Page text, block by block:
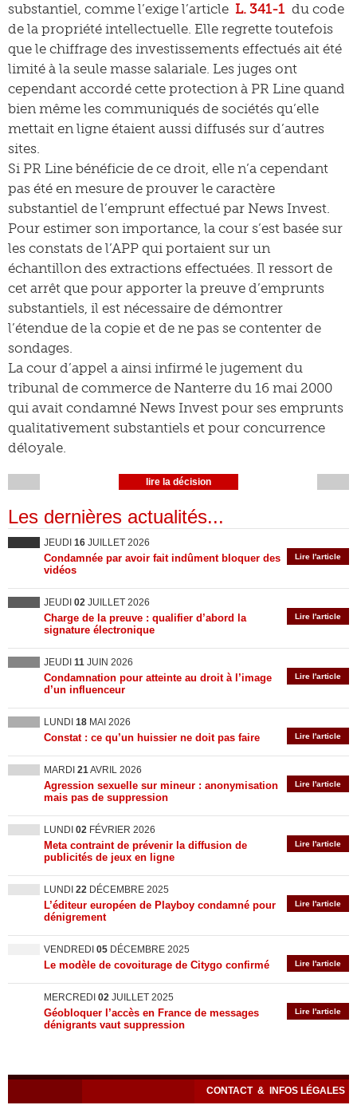
substantiel, comme l’exige l’article L. 341-1 du code
de la propriété intellectuelle. Elle regrette toutefois
que le chiffrage des investissements effectués ait été
limité à la seule masse salariale. Les juges ont
cependant accordé cette protection à PR Line quand
bien même les communiqués de sociétés qu’elle
mettait en ligne étaient aussi diffusés sur d’autres
sites.
Si PR Line bénéficie de ce droit, elle n’a cependant
pas été en mesure de prouver le caractère
substantiel de l’emprunt effectué par News Invest.
Pour estimer son importance, la cour s’est basée sur
les constats de l’APP qui portaient sur un
échantillon des extractions effectuées. Il ressort de
cet arrêt que pour apporter la preuve d’emprunts
substantiels, il est nécessaire de démontrer
l’étendue de la copie et de ne pas se contenter de
sondages.
La cour d’appel a ainsi infirmé le jugement du
tribunal de commerce de Nanterre du 16 mai 2000
qui avait condamné News Invest pour ses emprunts
qualitativement substantiels et pour concurrence
déloyale.
lire la décision
Les dernières actualités...
JEUDI 16 JUILLET 2026
Lire l'article
Condamnée par avoir fait indûment bloquer des
vidéos
JEUDI 02 JUILLET 2026
Lire l'article
Charge de la preuve : qualifier d’abord la
signature électronique
JEUDI 11 JUIN 2026
Lire l'article
Condamnation pour atteinte au droit à l’image
d’un influenceur
LUNDI 18 MAI 2026
Lire l'article
Constat : ce qu’un huissier ne doit pas faire
MARDI 21AVRIL 2026
Lire l'article
Agression sexuelle sur mineur : anonymisation
mais pas de suppression
LUNDI 02 FÉVRIER 2026
Lire l'article
Meta contraint de prévenir la diffusion de
publicités de jeux en ligne
LUNDI 22 DÉCEMBRE 2025
Lire l'article
L’éditeur européen de Playboy condamné pour
dénigrement
VENDREDI 05 DÉCEMBRE 2025
Lire l'article
Le modèle de covoiturage de Citygo confirmé
MERCREDI 02 JUILLET 2025
Lire l'article
Géobloquer l’accès en France de messages
dénigrants vaut suppression
CONTACT & INFOS LÉGALES